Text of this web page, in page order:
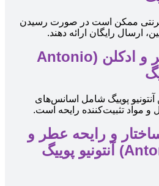
ممکن است در صورت رسیدن
ارسال رایگان ارائه دهند.
اجزای اصلی عطر و ادکلن (Antonio
پوییگ شامل اسانس‌های
و مواد تثبیت‌کننده رایحه است.
و رایحه عطر و
ادکلن (Antonio Puig) آنتونیو پوییگ